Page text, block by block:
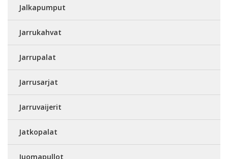
Jalkapumput
Jarrukahvat
Jarrupalat
Jarrusarjat
Jarruvaijerit
Jatkopalat
Juomapullot